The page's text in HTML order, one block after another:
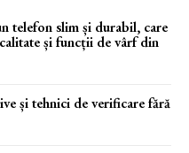
telefon slim și durabil, care
și funcții de vârf din
și tehnici de verificare fără